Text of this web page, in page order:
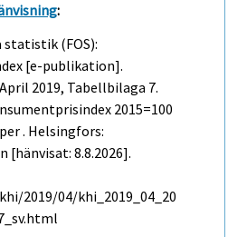
:
(FOS):
[e-publikation].
April 2019, Tabellbilaga 7.
2015=100
. Helsingfors:
8.8.2026].
2019/04/khi_2019_04_20